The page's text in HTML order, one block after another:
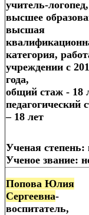
учитель-логопед,
высшее
высшая
категория,
учреждении с
года,
общий стаж - 18
педагогический
– 18 лет
Ученая степень:
Ученое звание:
Попова Юлия
Сергеевна-
воспитатель,